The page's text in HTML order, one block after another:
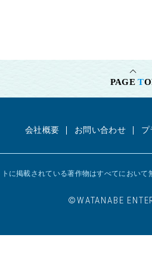
PAGET
会社概要 お問い合わせ プ
に掲載されている著作物はすべてにおいて
©︎WATANABE